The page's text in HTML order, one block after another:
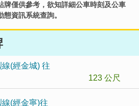
牌僅供參考，欲知詳細公車時刻及公車
態資訊系統查詢。
(經金城) 往
123 公尺
(經金寧)往